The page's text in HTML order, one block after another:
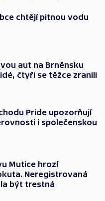
chtějí pitnou vodu
aut na Brněnsku
čtyři se těžce zranili
Pride upozorňují
i společenskou
Mutice hrozí
Neregistrovaná
být trestná